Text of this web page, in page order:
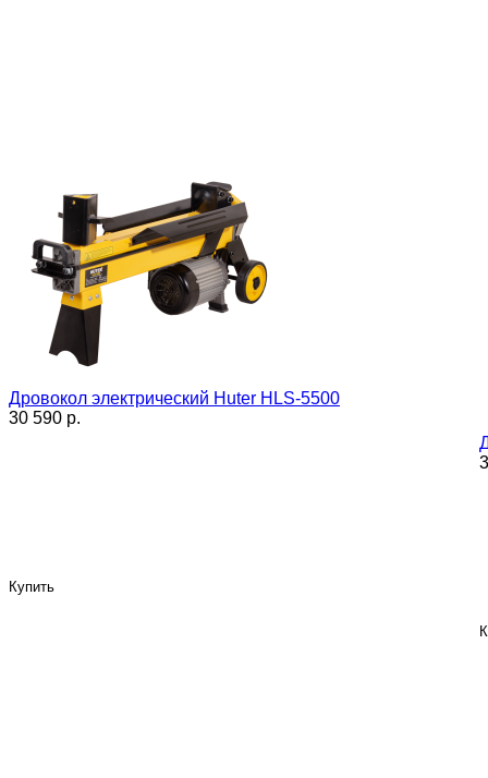
Дровокол электрический Huter HLS-5500
30 590 p.
Купить